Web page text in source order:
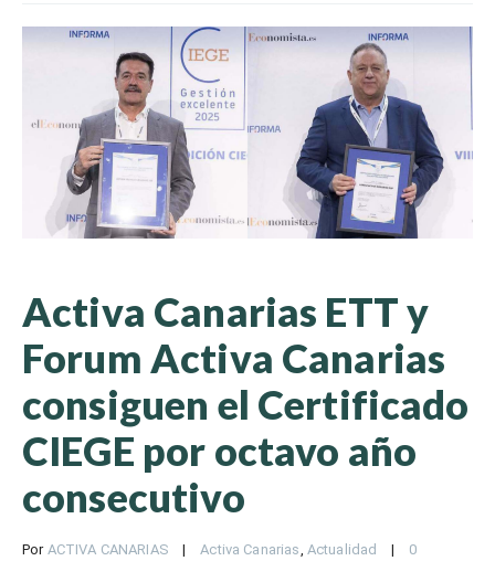
Activa Canarias ETT y
Forum Activa Canarias
consiguen el Certificado
CIEGE por octavo año
consecutivo
Por ACTIVA CANARIAS | Activa Canarias, Actualidad |
0